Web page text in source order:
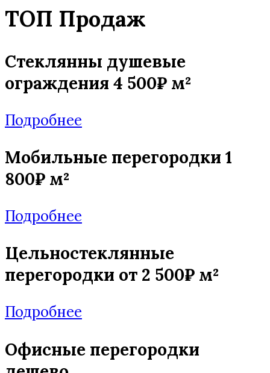
ТОП Продаж
Стеклянны душевые
ограждения 4 500₽ м²
Подробнее
Мобильные перегородки 1
800₽ м²
Подробнее
Цельностеклянные
перегородки от 2 500₽ м²
Подробнее
Офисные перегородки